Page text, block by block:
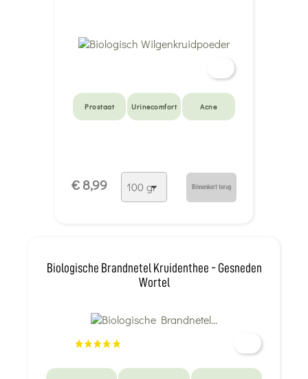
Prostaat Urinecomfort Acne
€ 8,99 Binnenkort terug
Biologische Brandnetel Kruidenthee - Gesneden
Wortel